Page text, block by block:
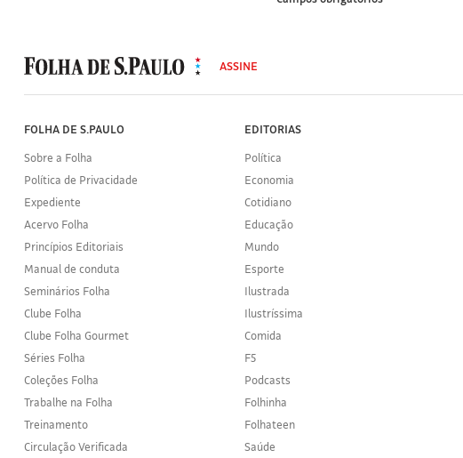
Folha
de
S.Paulo
ASSINE
FOLHA DE S.PAULO
Sobre a Folha
Política de Privacidade
Expediente
Acervo Folha
Princípios Editoriais
Manual de conduta
Seminários Folha
Clube Folha
Clube Folha Gourmet
Séries Folha
Coleções Folha
Trabalhe na Folha
Treinamento
Circulação Verificada
EDITORIAS
Política
Economia
Cotidiano
Educação
Mundo
Esporte
Ilustrada
Ilustríssima
Comida
F5
Podcasts
Folhinha
Folhateen
Saúde